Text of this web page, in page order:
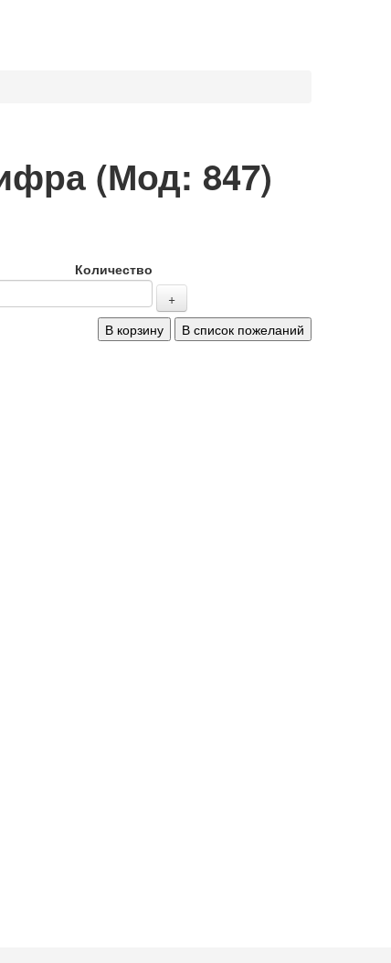
(Мод: 847)
Количество
+